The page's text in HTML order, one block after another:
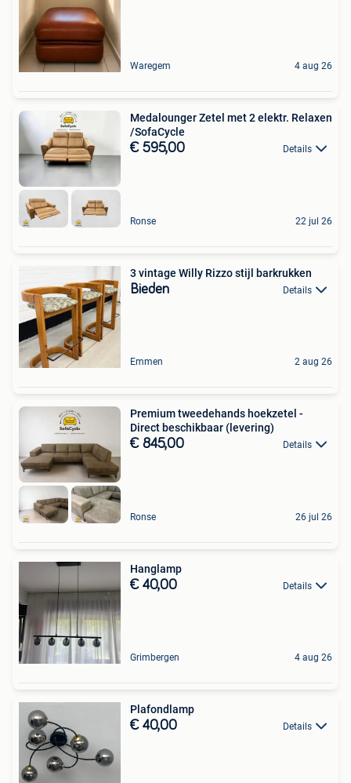
Waregem 4 aug 26
Medalounger Zetel met 2 elektr. Relaxen
/SofaCycle
€ 595,00 Details
Ronse 22 jul 26
3 vintage Willy Rizzo stijl barkrukken
Bieden Details
Emmen 2 aug 26
Premium tweedehands hoekzetel -
Direct beschikbaar (levering)
€ 845,00 Details
Ronse 26 jul 26
Hanglamp
€ 40,00 Details
Grimbergen 4 aug 26
Plafondlamp
€ 40,00 Details